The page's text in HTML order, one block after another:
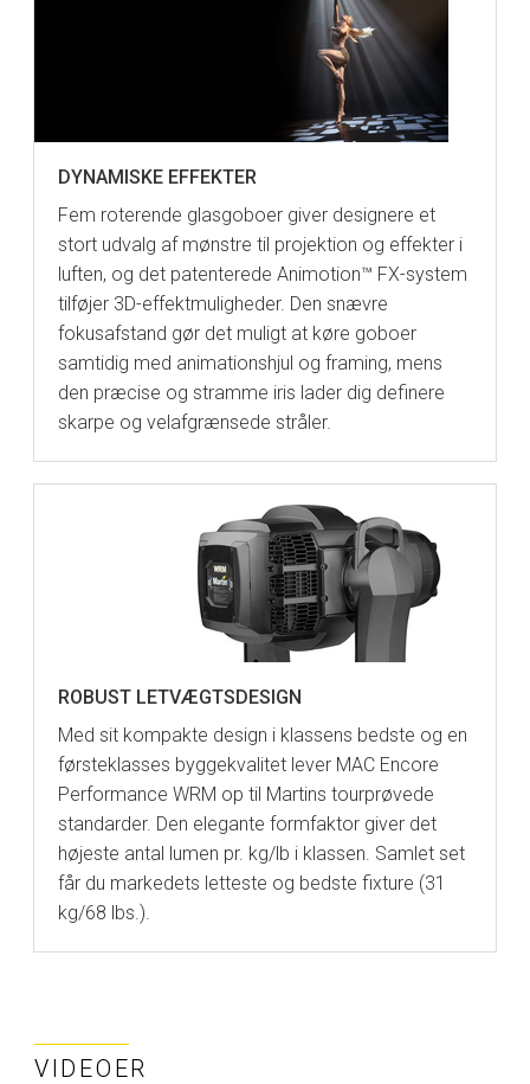
DYNAMISKE EFFEKTER
Fem roterende glasgoboer giver designere et
stort udvalg af mønstre til projektion og effekter i
luften, og det patenterede Animotion™ FX-system
tilføjer 3D-effektmuligheder. Den snævre
fokusafstand gør det muligt at køre goboer
samtidig med animationshjul og framing, mens
den præcise og stramme iris lader dig definere
skarpe og velafgrænsede stråler.
ROBUST LETVÆGTSDESIGN
Med sit kompakte design i klassens bedste og en
førsteklasses byggekvalitet lever MAC Encore
Performance WRM op til Martins tourprøvede
standarder. Den elegante formfaktor giver det
højeste antal lumen pr. kg/lb i klassen. Samlet set
får du markedets letteste og bedste fixture (31
kg/68 lbs.).
VIDEOER